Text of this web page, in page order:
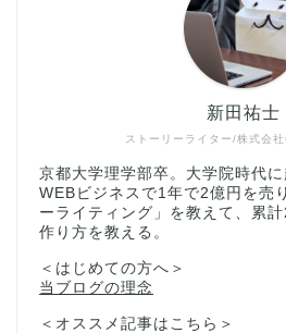
ストーリーライター/株式会
新田祐士
京都大学理学部卒。大学院時代に
WEBビジネスで1年で2億円を売
ーライティング」を教えて、累
作り方を教える。
＜はじめての方へ＞
当ブログの理念
＜オススメ記事はこちら＞